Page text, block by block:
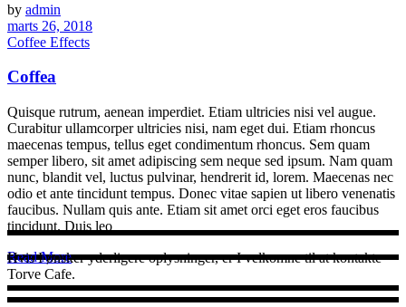
by admin
marts 26, 2018
Coffee Effects
Coffea
Quisque rutrum, aenean imperdiet. Etiam ultricies nisi vel augue.
Curabitur ullamcorper ultricies nisi, nam eget dui. Etiam rhoncus
maecenas tempus, tellus eget condimentum rhoncus. Sem quam
semper libero, sit amet adipiscing sem neque sed ipsum. Nam quam
nunc, blandit vel, luctus pulvinar, hendrerit id, lorem. Maecenas nec
odio et ante tincidunt tempus. Donec vitae sapien ut libero venenatis
faucibus. Nullam quis ante. Etiam sit amet orci eget eros faucibus
tincidunt. Duis leo
Read More
Hvis I ønsker yderligere oplysninger, er I velkomne til at kontakte
Torve Cafe.